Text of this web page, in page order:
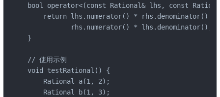
bool operator<(const Rational& lhs, const
    return lhs.numerator() * rhs.denominator() <
           rhs.numerator() * lhs.denominator();
}
// 使用示例
void testRational() {
    Rational a(1, 2);
    Rational b(1, 3);